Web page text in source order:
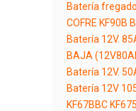
Batería
COFRE KF90B
Batería 12V.
BAJA
Batería 12V.
Batería 12V
KF67BBC